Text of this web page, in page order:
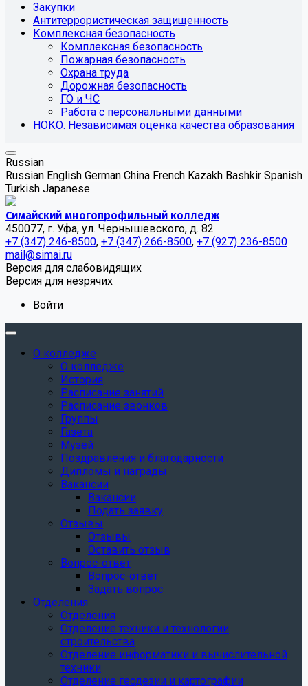
Закупки
Антитеррористическая защищенность
Комплексная безопасность
Комплексная безопасность
Пожарная безопасность
Охрана труда
Дорожная безопасность
ГО и ЧС
Работа с персональными данными
НОКО. Независимая оценка качества образования
Russian
Russian English German China French Kazakh Bashkir Spanish
Turkish Japanese
Симайский многопрофильный колледж
450077, г. Уфа, ул. Чернышевского, д. 82
+7 (347) 246-8500, +7 (347) 266-8500, +7 (927) 236-8500
mail@simai.ru
Версия для слабовидящих
Версия для незрячих
Войти
О колледже
О колледже
История
Расписание занятий
Расписание звонков
Группы
Газета
Музей
Поздравления и благодарности
Дипломы и награды
Вакансии
Вакансии
Подать заявку
Отзывы
Отзывы
Оставить отзыв
Вопрос-ответ
Вопрос-ответ
Задать вопрос
Отделения
Отделения
Отделение техники и технологии
строительства
Отделение информатики и вычислительной
техники
Отделение геодезии и картографии